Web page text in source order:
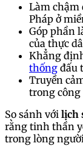
Làm chậm
Pháp ở
Góp phần
của thực
Khẳng
thống đấu
Truyền
trong công
So sánh với lịch
rằng tinh thần
trong lòng